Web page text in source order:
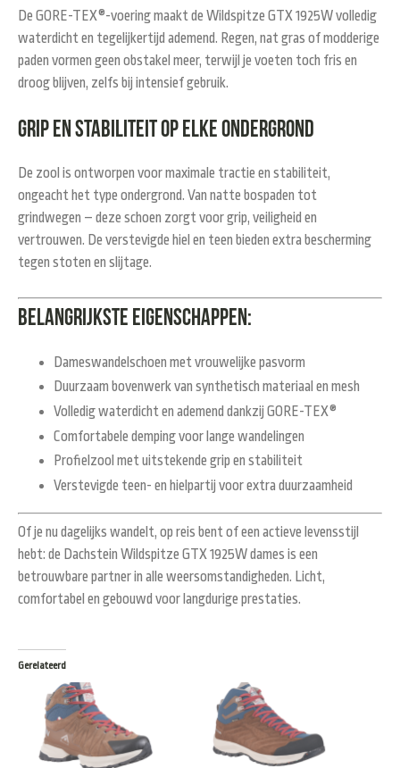
De GORE-TEX®-voeringmaakt de Wildspitze GTX 1925W volledig
waterdichten tegelijkertijd ademend. Regen, nat gras of modderige
paden vormen geen obstakel meer, terwijl je voeten toch fris en
droog blijven, zelfs bij intensief gebruik.
Grip en stabiliteit op elke ondergrond
De zool is ontworpen voormaximale tractie en stabiliteit,
ongeacht het type ondergrond. Van natte bospaden tot
grindwegen – deze schoen zorgt voor grip, veiligheid en
vertrouwen. De verstevigde hiel en teen bieden extra bescherming
tegen stoten en slijtage.
Belangrijkste eigenschappen:
Dameswandelschoen met vrouwelijke pasvorm
Duurzaam bovenwerk van synthetisch materiaal en mesh
Volledig waterdicht en ademend dankzij GORE-TEX®
Comfortabele demping voor lange wandelingen
Profielzool met uitstekende grip en stabiliteit
Verstevigde teen- en hielpartij voor extra duurzaamheid
Of je nu dagelijks wandelt, op reis bent of een actieve levensstijl
hebt: de Dachstein Wildspitze GTX 1925W dames is een
betrouwbare partner in alle weersomstandigheden. Licht,
comfortabel en gebouwd voor langdurige prestaties.
Gerelateerd